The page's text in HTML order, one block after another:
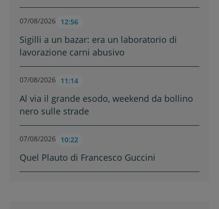
07/08/2026 12:56
Sigilli a un bazar: era un laboratorio di
lavorazione carni abusivo
07/08/2026 11:14
Al via il grande esodo, weekend da bollino
nero sulle strade
07/08/2026 10:22
Quel Plauto di Francesco Guccini